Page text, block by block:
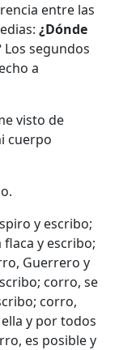
entre las
¿Dónde
Los segundos
a
visto de
cuerpo
y escribo;
y escribo;
Guerrero y
corro, se
corro,
y por todos
es posible y